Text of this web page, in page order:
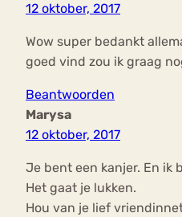
12 oktober, 2017
Wow super bedankt
goed vind zou ik graag
Beantwoorden
Marysa
12 oktober, 2017
Je bent een kanjer. En ik
Het gaat je lukken.
Hou van je lief